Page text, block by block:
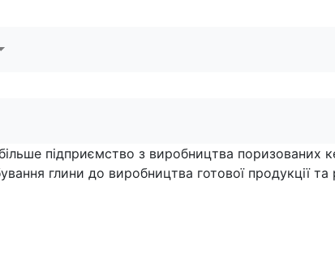
підприємство з виробництва поризованих
глини до виробництва готової продукції та